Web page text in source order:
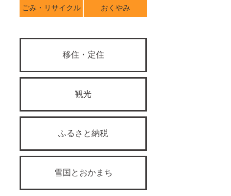
ごみ・リサイクル おくやみ
移住・定住
観光
ふるさと納税
雪国とおかまち